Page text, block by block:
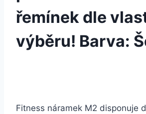
řemínek dle
výběru! Barva:
Fitness náramek M2 disponuje